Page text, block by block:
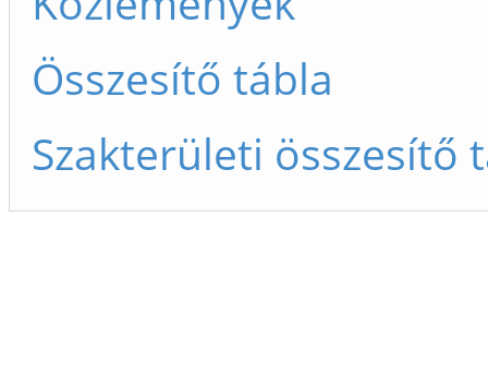
Összesítő tábla
Szakterületi összesítő